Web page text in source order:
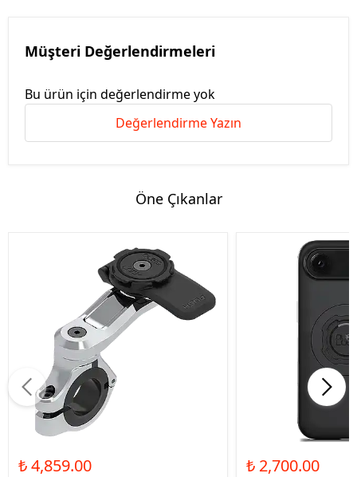
Müşteri Değerlendirmeleri
Bu ürün için değerlendirme yok
Değerlendirme Yazın
Öne Çıkanlar
₺ 4,859.00 ₺ 2,700.00